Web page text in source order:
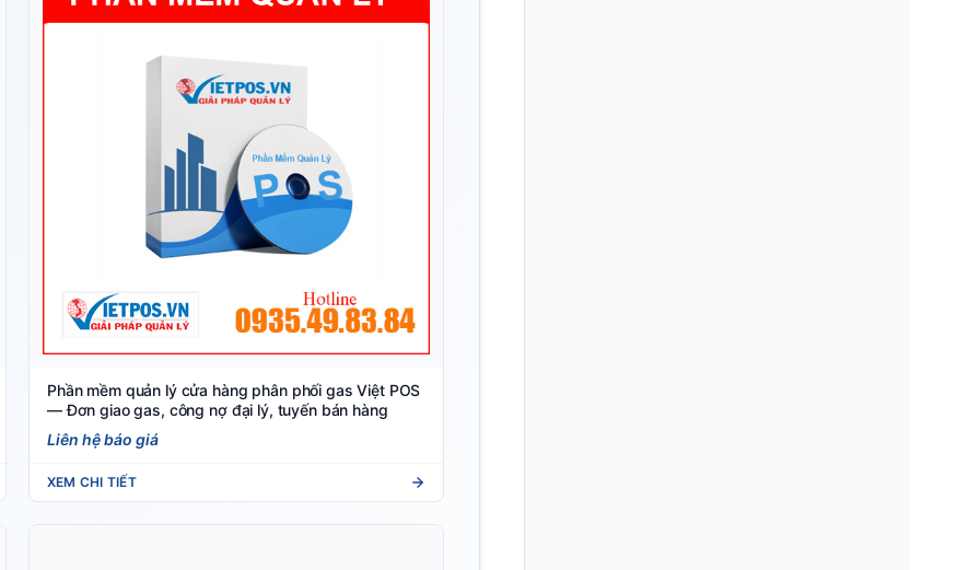
Phần mềm quản lý cửa hàng phân phối gas Việt POS
— Đơn giao gas, công nợ đại lý, tuyến bán hàng
Liên hệ báo giá
XEM CHI TIẾT